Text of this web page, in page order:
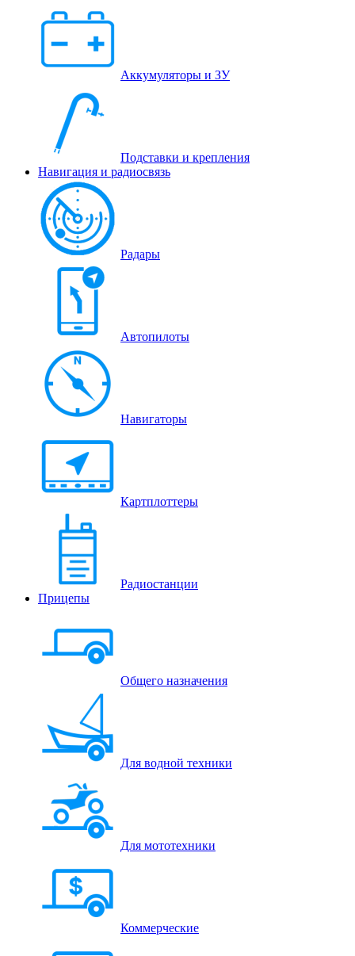
Аккумуляторы и ЗУ
Подставки и крепления
Навигация и радиосвязь
Радары
Автопилоты
Навигаторы
Картплоттеры
Радиостанции
Прицепы
Общего назначения
Для водной техники
Для мототехники
Коммерческие